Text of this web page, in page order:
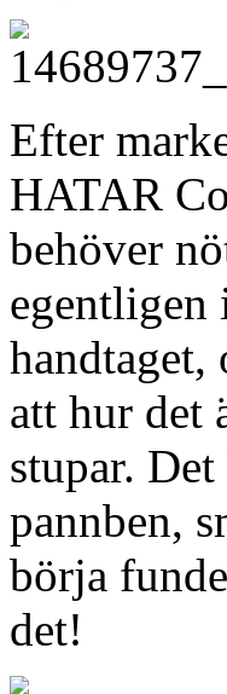
Efter
HATAR
behöver
egentligen
handtaget,
att hur det
stupar.
pannben,
börja
det!